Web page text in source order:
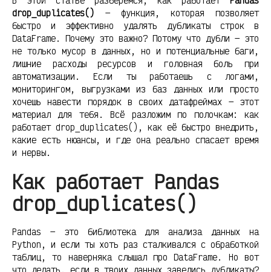
drop_duplicates() — функция, которая позволяет
быстро и эффективно удалять дубликаты строк в
DataFrame. Почему это важно? Потому что дубли — это
не только мусор в данных, но и потенциальные баги,
лишние расходы ресурсов и головная боль при
автоматизации. Если ты работаешь с логами,
мониторингом, выгрузками из баз данных или просто
хочешь навести порядок в своих датафреймах — этот
материал для тебя. Всё разложим по полочкам: как
работает drop_duplicates(), как её быстро внедрить,
какие есть нюансы, и где она реально спасает время
и нервы.
Как работает Pandas
drop_duplicates()
Pandas — это библиотека для анализа данных на
Python, и если ты хоть раз сталкивался с обработкой
таблиц, то наверняка слышал про DataFrame. Но вот